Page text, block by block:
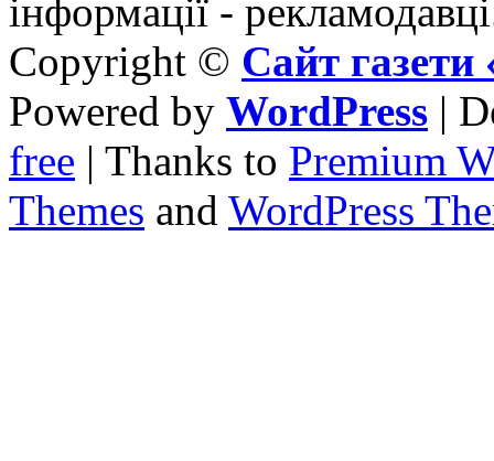
інформації -
Copyright © Сайт
Powered by WordPress |
free | Thanks to Premium
Themes and WordPress